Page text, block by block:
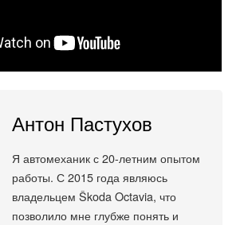
Антон Пастухов
Я автомеханик с 20-летним опытом
работы. С 2015 года являюсь
владельцем Škoda Octavia, что
позволило мне глубже понять и